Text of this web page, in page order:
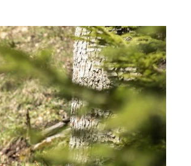
Preis-Leistungsverhältnis
achtet PSS auf schmale
der Bekleidung, die für eine lange
Kollektion entwickelt. Sie zeichnet
der Lager- und
in SA 800 zertifizierten